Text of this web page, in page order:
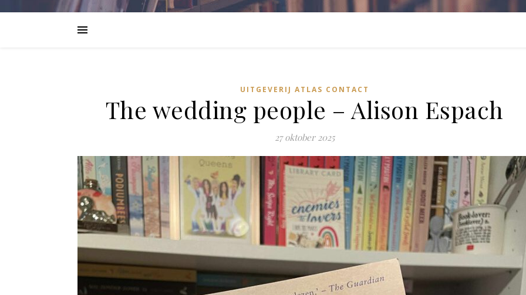
UITGEVERIJ ATLAS CONTACT
The wedding people – Alison Espach
27 oktober 2025